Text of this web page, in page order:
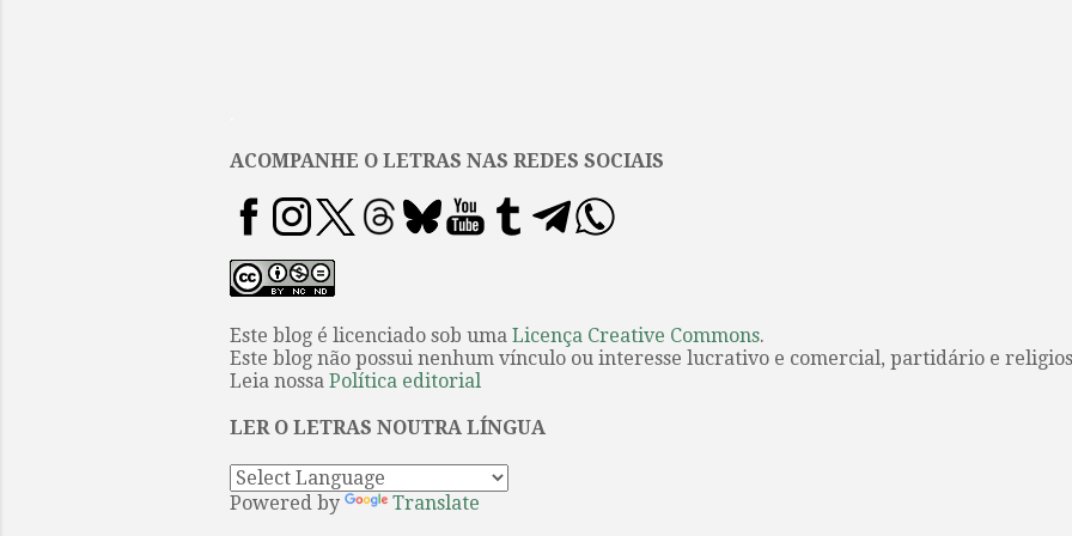
ACOMPANHE O LETRAS NAS REDES SOCIAIS
Este blog é licenciado sob uma Licença Creative Commons.
Este blog não possui nenhum vínculo ou interesse lucrativo e comercial, partidário e
Leia nossa Política editorial
LER O LETRAS NOUTRA LÍNGUA
Powered by Translate